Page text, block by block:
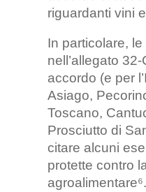
riguardanti vini
In particolare,
nell’allegato
accordo (e per
Asiago,
Toscano,
Prosciutto di
citare alcuni
protette contro